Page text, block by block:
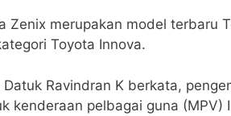
Zenix merupakan model terbaru
Toyota Innova.
Ravindran K berkata,
kenderaan pelbagai guna (MPV)